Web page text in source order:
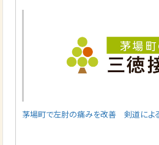
茅場町で左肘の痛みを改善 剣道によ